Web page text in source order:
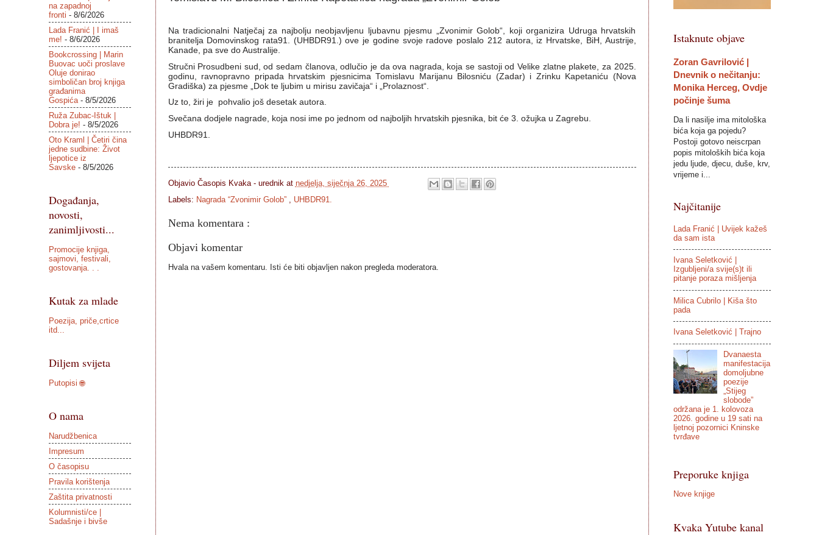
Na tradicionalni Natječaj za najbolju neobjavljenu ljubavnu pjesmu „Zvonimir Golob“, koji organizira Udruga hrvatskih
branitelja Domovinskog rata91. (UHBDR91.) ove je godine svoje radove poslalo 212 autora, iz Hrvatske, BiH, Austrije,
Kanade, pa sve do Australije.
Stručni Prosudbeni sud, od sedam članova, odlučio je da ova nagrada, koja se sastoji od Velike zlatne plakete, za 2025.
godinu, ravnopravno pripada hrvatskim pjesnicima Tomislavu Marijanu Bilosniću (Zadar) i Zrinku Kapetaniću (Nova
Gradiška) za pjesme „Dok te ljubim u mirisu zavičaja“ i „Prolaznost“.
Uz to, žiri je pohvalio još desetak autora.
Svečana dodjele nagrade, koja nosi ime po jednom od najboljih hrvatskih pjesnika, bit će 3. ožujka u Zagrebu.
UHBDR91.
Objavio Časopis Kvaka - urednik at nedjelja, siječnja 26, 2025
Labels: Nagrada “Zvonimir Golob” UHBDR91.
Nema komentara :
Objavi komentar
Hvala na vašem komentaru. Isti će biti objavljen nakon pregleda moderatora.
na zapadnoj
fronti - 8/6/2026
Lada Franić | I imaš
me! - 8/6/2026
Bookcrossing | Marin
Buovac uoči proslave
Oluje donirao
simboličan broj knjiga
građanima
Gospića- 8/5/2026
Ruža Zubac-Ištuk |
Dobra je! - 8/5/2026
Oto Kraml | Četiri čina
jedne sudbine: Život
ljepotice iz
Savske- 8/5/2026
Događanja,
novosti,
zanimljivosti...
Promocije knjiga,
sajmovi, festivali,
gostovanja. . .
Kutak za mlade
Poezija, priče,crtice
itd...
Diljem svijeta
Putopisi 🌐
O nama
Narudžbenica
Impresum
O časopisu
Pravila korištenja
Zaštita privatnosti
Kolumnisti/ce |
Sadašnje i bivše
Istaknute objave
Zoran Gavrilović |
Dnevnik o nečitanju:
Monika Herceg, Ovdje
počinje šuma
Da li nasilje ima mitološka
bića koja ga pojedu?
Postoji gotovo neiscrpan
popis mitoloških bića koja
jedu ljude, djecu, duše, krv,
vrijeme i...
Najčitanije
Lada Franić | Uvijek kažeš
da sam ista
Ivana Seletković |
Izgubljeni/a svije(s)t ili
pitanje poraza mišljenja
Milica Cubrilo | Kiša što
pada
Ivana Seletković | Trajno
Dvanaesta
manifestacija
domoljubne
poezije
„Stijeg
slobode”
održana je 1. kolovoza
2026. godine u 19 sati na
ljetnoj pozornici Kninske
tvrđave
Preporuke knjiga
Nove knjige
Kvaka Yutube kanal